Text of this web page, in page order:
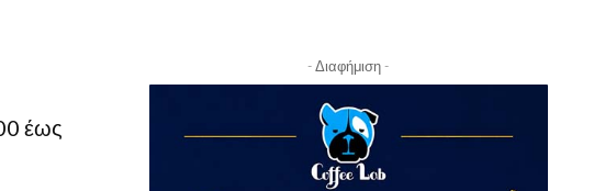
έως
- Διαφήμιση -